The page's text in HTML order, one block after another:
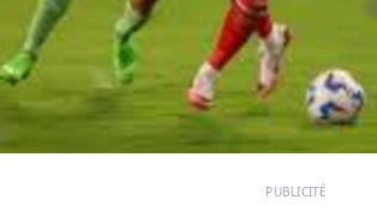
PUBLICITÉ